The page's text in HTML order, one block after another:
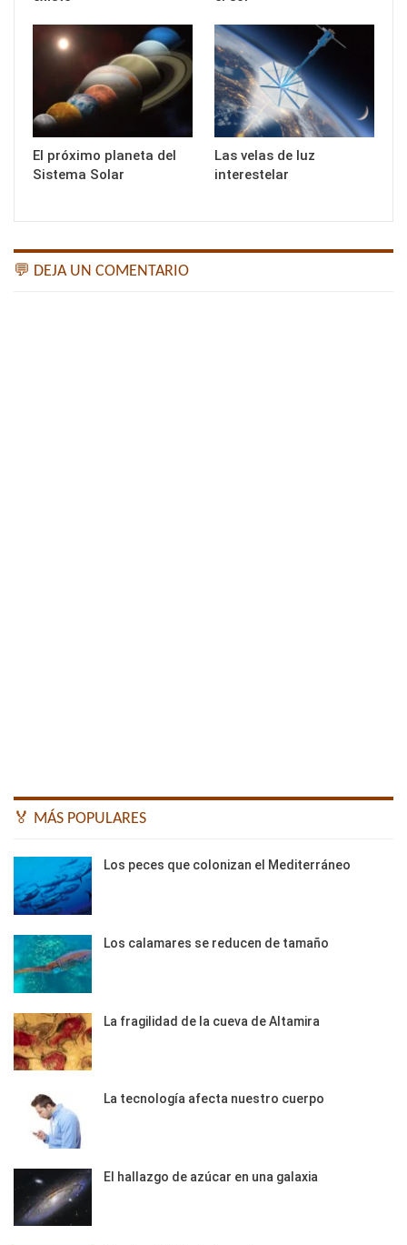
El próximo planeta del
Sistema Solar
Las velas de luz
interestelar
💬 DEJA UN COMENTARIO
🏅 MÁS POPULARES
Los peces que colonizan el Mediterráneo
Los calamares se reducen de tamaño
La fragilidad de la cueva de Altamira
La tecnología afecta nuestro cuerpo
El hallazgo de azúcar en una galaxia